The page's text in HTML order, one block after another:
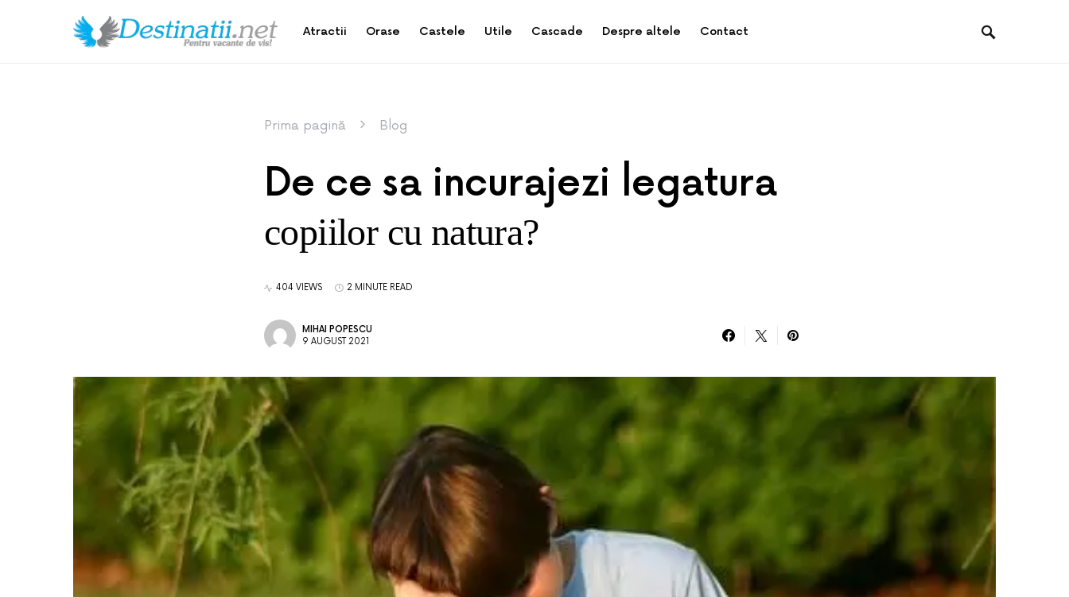
Atractii Orase Castele Utile Cascade Despre altele Contact
Prima pagină Blog
De ce sa incurajezi legatura
copiilor cu natura?
404 VIEWS 2 MINUTE READ
MIHAI POPESCU
9 AUGUST 2021